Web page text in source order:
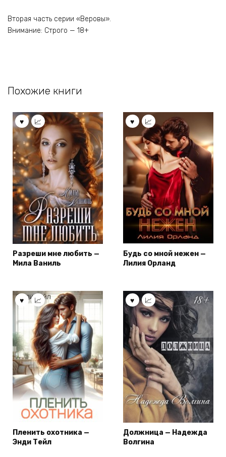
Вторая часть серии «Веровы».
Внимание: Строго — 18+
Похожие книги
Разреши мне любить —
Мила Ваниль
Будь со мной нежен —
Лилия Орланд
Пленить охотника —
Энди Тейл
Должница — Надежда
Волгина